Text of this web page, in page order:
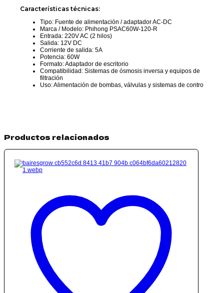
Características técnicas:
Tipo: Fuente de alimentación / adaptador AC-DC
Marca / Modelo: Phihong PSAC60W-120-R
Entrada: 220V AC (2 hilos)
Salida: 12V DC
Corriente de salida: 5A
Potencia: 60W
Formato: Adaptador de escritorio
Compatibilidad: Sistemas de ósmosis inversa y equipos de
filtración
Uso: Alimentación de bombas, válvulas y sistemas de contro
Productos relacionados